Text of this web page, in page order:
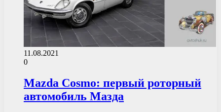
11.08.2021
0
Mazda Cosmo: первый роторный
автомобиль Мазда